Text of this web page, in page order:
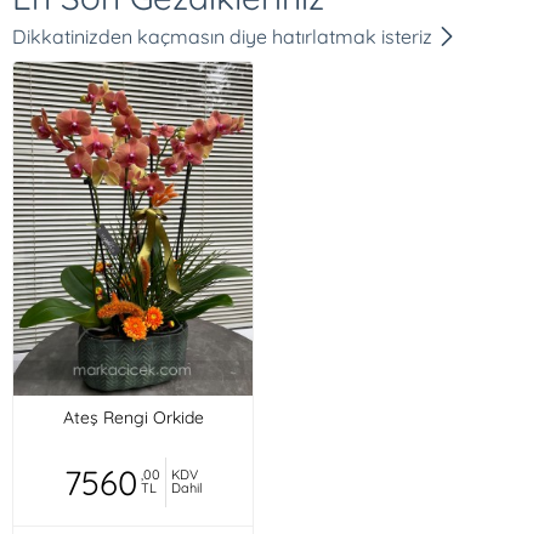
Dikkatinizden kaçmasın diye hatırlatmak isteriz
Ateş Rengi Orkide
7560 ,00
TL
KDV
Dahil